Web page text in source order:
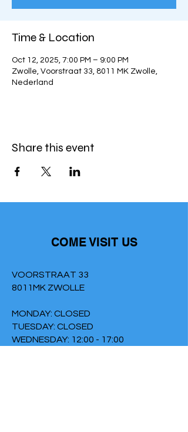
Time & Location
Oct 12, 2025, 7:00 PM – 9:00 PM
Zwolle, Voorstraat 33, 8011 MK Zwolle,
Nederland
Share this event
COME VISIT US
VOORSTRAAT 33
8011MK ZWOLLE
MONDAY: CLOSED
TUESDAY: CLOSED
WEDNESDAY: 12:00 - 17:00